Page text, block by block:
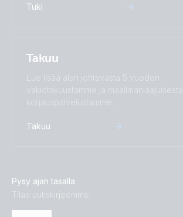
Tuki
Takuu
Lue lisää alan johtavasta 5 vuoden
vakiotakuustamme ja maailmanlaajuisesta
korjauspalvelustamme.
Takuu
Pysy ajan tasalla
Tilaa uutiskirjeemme